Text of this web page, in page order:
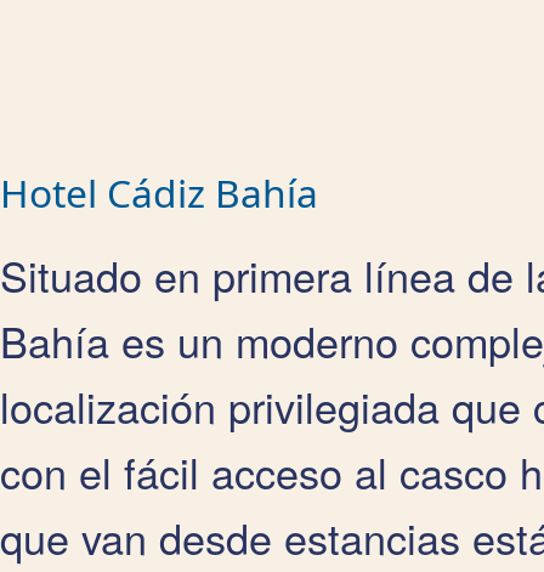
Hotel Cádiz Bahía
Situado en primera línea de
Bahía es un moderno
localización privilegiada
con el fácil acceso al casco
que van desde estancias